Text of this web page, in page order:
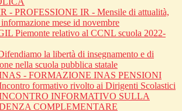
- PROFESSIONE IR - Mensile di attualità,
mese id novembre
Piemonte relativo al CCNL scuola 2022-
la libertà di insegnamento e di
nella scuola pubblica statale
- FORMAZIONE INAS PENSIONI
formativo rivolto ai Dirigenti Scolastici
INFORMATIVO SULLA
COMPLEMENTARE